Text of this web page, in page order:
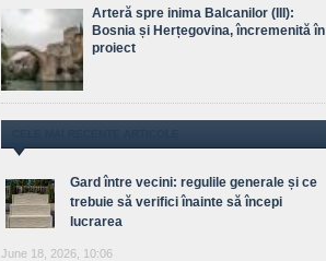
Arteră spre inima Balcanilor (III):
Bosnia și Herțegovina, încremenită în
proiect
Gard între vecini: regulile generale și ce
trebuie să verifici înainte să începi
lucrarea
June 18, 2026, 10:06